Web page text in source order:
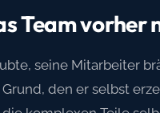
Team
seine Mitarbeiter
den er selbst